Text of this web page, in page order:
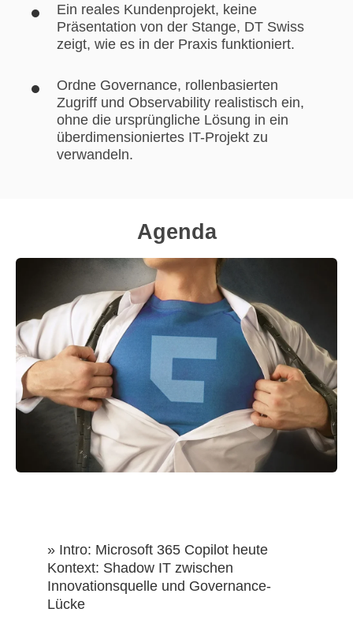
Ein reales Kundenprojekt, keine
Präsentation von der Stange, DT Swiss
zeigt, wie es in der Praxis funktioniert.
Ordne Governance, rollenbasierten
Zugriff und Observability realistisch ein,
ohne die ursprüngliche Lösung in ein
überdimensioniertes IT-Projekt zu
verwandeln.
Agenda
» Intro: Microsoft 365 Copilot heute
Kontext: Shadow IT zwischen
Innovationsquelle und Governance-
Lücke